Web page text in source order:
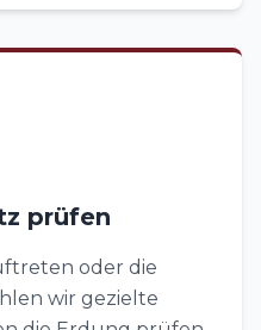
prüfen
oder die
wir gezielte